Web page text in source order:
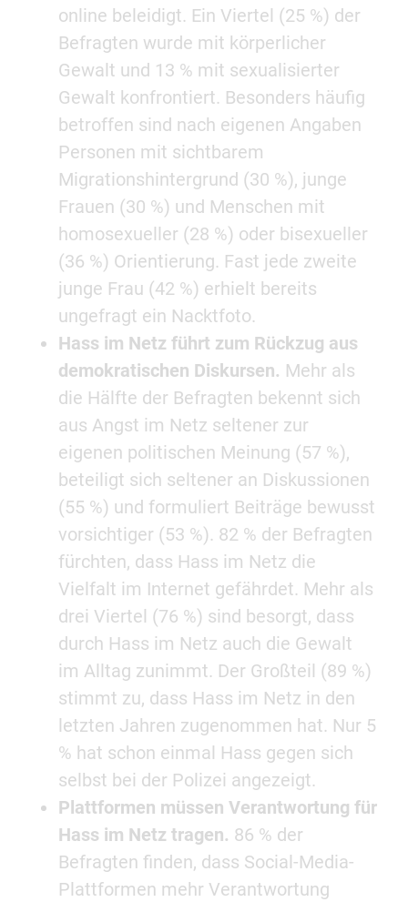
online beleidigt. Ein Viertel (25 %) der
Befragten wurde mit körperlicher
Gewalt und 13 % mit sexualisierter
Gewalt konfrontiert. Besonders häufig
betroffen sind nach eigenen Angaben
Personen mit sichtbarem
Migrationshintergrund (30 %), junge
Frauen (30 %) und Menschen mit
homosexueller (28 %) oder bisexueller
(36 %) Orientierung. Fast jede zweite
junge Frau (42 %) erhielt bereits
ungefragt ein Nacktfoto.
Hass im Netz führt zum Rückzug aus
demokratischen Diskursen. Mehr als
die Hälfte der Befragten bekennt sich
aus Angst im Netz seltener zur
eigenen politischen Meinung (57 %),
beteiligt sich seltener an Diskussionen
(55 %) und formuliert Beiträge bewusst
vorsichtiger (53 %). 82 % der Befragten
fürchten, dass Hass im Netz die
Vielfalt im Internet gefährdet. Mehr als
drei Viertel (76 %) sind besorgt, dass
durch Hass im Netz auch die Gewalt
im Alltag zunimmt. Der Großteil (89 %)
stimmt zu, dass Hass im Netz in den
letzten Jahren zugenommen hat. Nur 5
% hat schon einmal Hass gegen sich
selbst bei der Polizei angezeigt.
Plattformen müssen Verantwortung für
Hass im Netz tragen. 86 % der
Befragten finden, dass Social-Media-
Plattformen mehr Verantwortung